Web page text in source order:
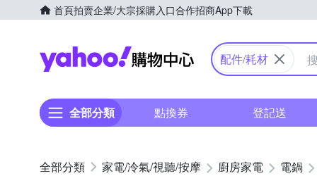
首頁拍賣企業/大宗採購入口合作招商App下載
Yahoo購物中心
配件/耗材
全部分類 點換券 登記送
家電/冷氣/視聽/按摩 廚房家電 電鍋